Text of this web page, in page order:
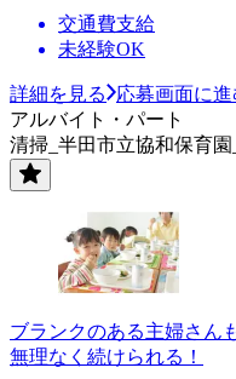
交通費支給
未経験OK
詳細を見る
応募画面に進
アルバイト・パート
清掃_半田市立協和保育園
ブランクのある主婦さん
無理なく続けられる！